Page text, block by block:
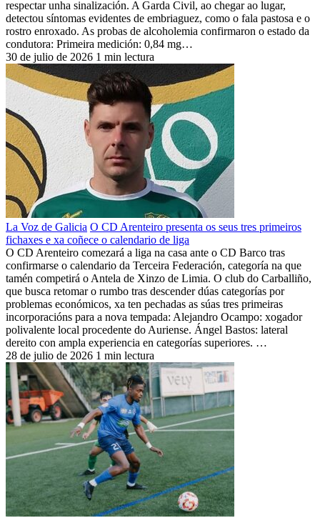
respectar unha sinalización. A Garda Civil, ao chegar ao lugar,
detectou síntomas evidentes de embriaguez, como o fala pastosa e o
rostro enroxado. As probas de alcoholemia confirmaron o estado da
condutora: Primeira medición: 0,84 mg…
30 de julio de 2026 1 min lectura
La Voz de Galicia O CD Arenteiro presenta os seus tres primeiros
fichaxes e xa coñece o calendario de liga
O CD Arenteiro comezará a liga na casa ante o CD Barco tras
confirmarse o calendario da Terceira Federación, categoría na que
tamén competirá o Antela de Xinzo de Limia. O club do Carballiño,
que busca retomar o rumbo tras descender dúas categorías por
problemas económicos, xa ten pechadas as súas tres primeiras
incorporacións para a nova tempada: Alejandro Ocampo: xogador
polivalente local procedente do Auriense. Ángel Bastos: lateral
dereito con ampla experiencia en categorías superiores. …
28 de julio de 2026 1 min lectura